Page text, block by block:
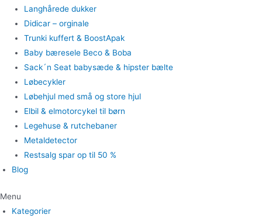
Langhårede dukker
Didicar – orginale
Trunki kuffert & BoostApak
Baby bæresele Beco & Boba
Sack´n Seat babysæde & hipster bælte
Løbecykler
Løbehjul med små og store hjul
Elbil & elmotorcykel til børn
Legehuse & rutchebaner
Metaldetector
Restsalg spar op til 50 %
Blog
Menu
Kategorier